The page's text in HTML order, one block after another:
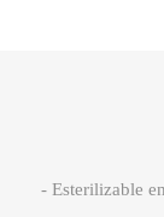
- Esterilizable